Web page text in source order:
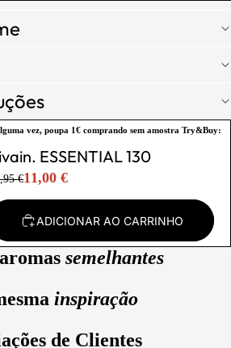
vez, poupa 1€ comprando sem amostra Try&Buy:
ESSENTIAL 130
€11,00 €
ADICIONAR AO CARRINHO
semelhantes
inspiração
de Clientes